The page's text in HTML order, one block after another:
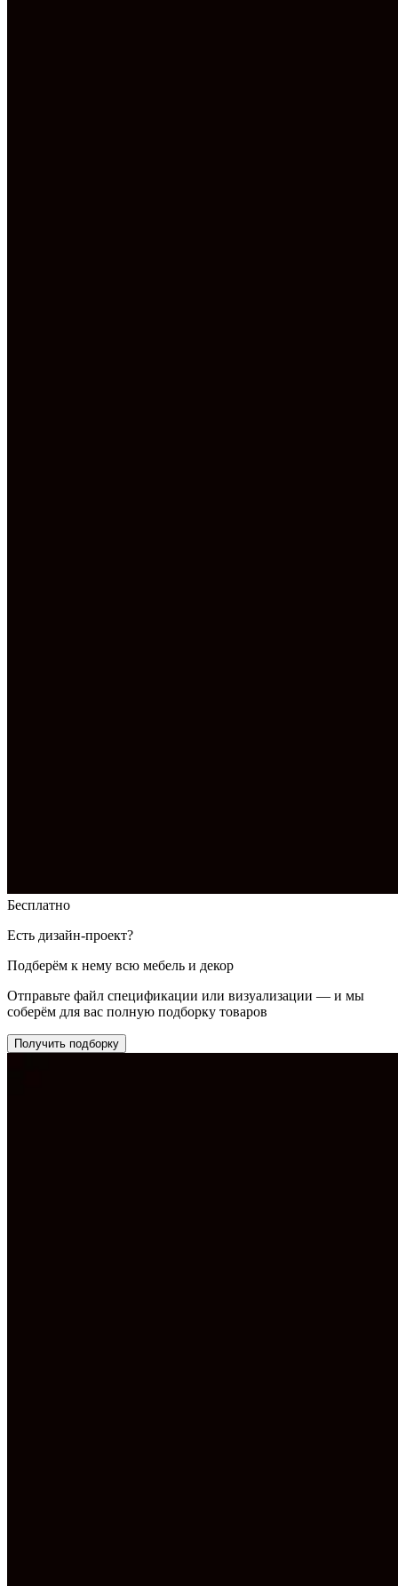
Бесплатно
Есть дизайн-проект?
Подберём к нему всю мебель и декор
Отправьте файл спецификации или визуализации — и мы
соберём для вас полную подборку товаров
Получить подборку